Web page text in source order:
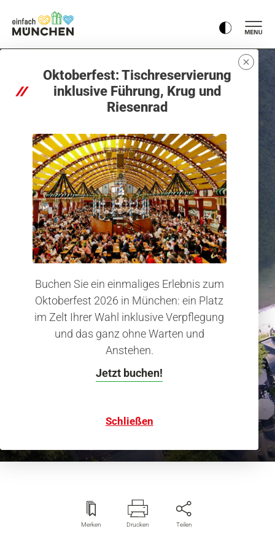
Oktoberfest: Tischreservierung
inklusive Führung, Krug und
Riesenrad
Buchen Sie ein einmaliges Erlebnis zum
Oktoberfest 2026 in München: ein Platz
im Zelt Ihrer Wahl inklusive Verpflegung
und das ganz ohne Warten und
Anstehen.
Jetzt buchen!
Schließen
Parks und Gärten
Merken Drucken Teilen